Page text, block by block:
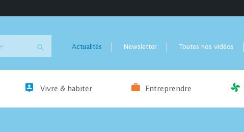
Actualités Newsletter Toutes nos vidéos
Vivre & habiter Entreprendre